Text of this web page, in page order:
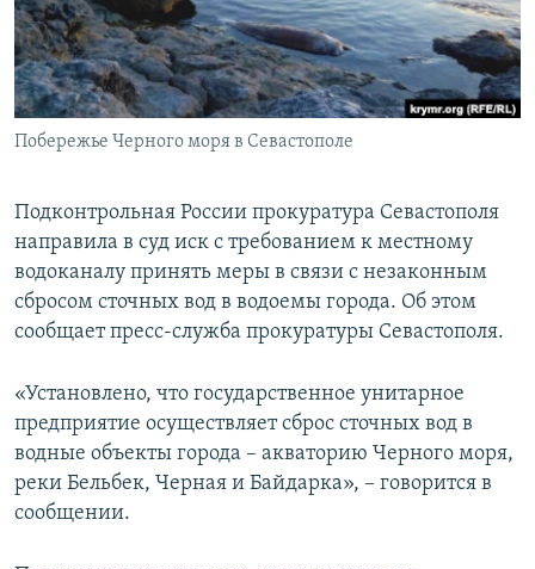
ПОБЕДИТЕЛЕЙ НЕ СУДЯТ?
КРЫМ.НЕПОКОРЕННЫЙ
ELIFBE
УКРАИНСКАЯ ПРОБЛЕМА КРЫМА
ПРИСОЕДИНЯЙТЕСЬ!
Побережье Черного моря в Севастополе
Подконтрольная России прокуратура Севастополя
направила в суд иск с требованием к местному
водоканалу принять меры в связи с незаконным
сбросом сточных вод в водоемы города. Об этом
сообщает пресс-служба прокуратуры Севастополя.
«Установлено, что государственное унитарное
предприятие осуществляет сброс сточных вод в
водные объекты города – акваторию Черного моря,
реки Бельбек, Черная и Байдарка», – говорится в
сообщении.